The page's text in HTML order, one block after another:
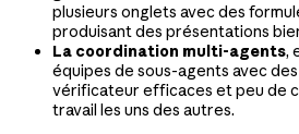
plusieurs onglets avec des
produisant des présentations
La coordination multi-agents,
équipes de sous-agents avec
vérificateur efficaces et peu de
travail les uns des autres.